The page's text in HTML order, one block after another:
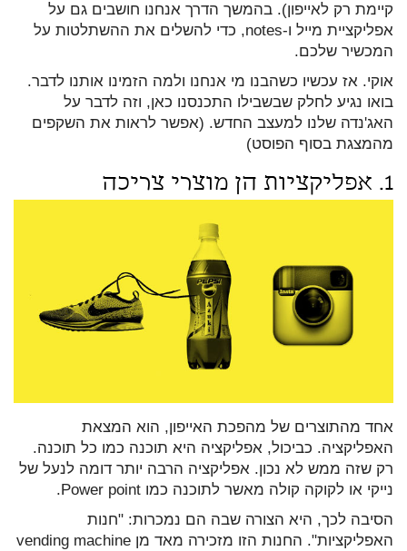
קיימת רק לאייפון). בהמשך הדרך אנחנו חושבים גם על
אפליקציית מייל ו-notes, כדי להשלים את ההשתלטות על
המכשיר שלכם.
אוקי. אז עכשיו כשהבנו מי אנחנו ולמה הזמינו אותנו לדבר.
בואו נגיע לחלק שבשבילו התכנסנו כאן, וזה לדבר על
האג'נדה שלנו למעצב החדש. (אפשר לראות את השקפים
מהמצגת בסוף הפוסט)
1. אפליקציות הן מוצרי צריכה
אחד מהתוצרים של מהפכת האייפון, הוא המצאת
האפליקציה. כביכול, אפליקציה היא תוכנה כמו כל תוכנה.
רק שזה ממש לא נכון. אפליקציה הרבה יותר דומה לנעל של
נייקי או לקוקה קולה מאשר לתוכנה כמו Power point.
הסיבה לכך, היא הצורה שבה הם נמכרות: "חנות
האפליקציות". החנות הזו מזכירה מאד מן vending machine